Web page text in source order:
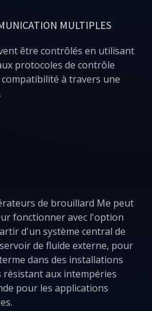
MULTIPLES
être contrôlés en utilisant
protocoles de contrôle
à travers une
de brouillard Me peut
fonctionner avec l'option
d'un système central de
de fluide externe, pour
dans des installations
aux intempéries
pour les applications